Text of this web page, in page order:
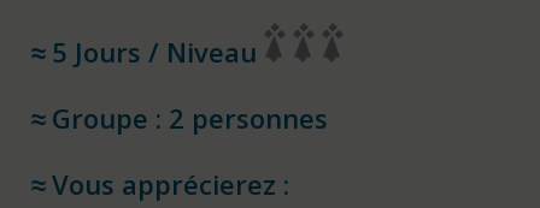
5 Jours / Niveau
Groupe : 2 personnes
Vous apprécierez :